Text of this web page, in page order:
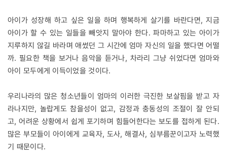
아이가 성장해 하고 싶은 일을 하며 행복하게 살기를 바란다면, 지금
아이가 할 수 있는 일들을 빼앗지 말아야 한다. 파마하고 있는 아이가
지루하지 않길 바라며 애썼던 그 시간에 엄마 자신의 일을 했다면 어떨
까. 필요한 책을 보거나 음악을 듣거나, 차라리 그냥 쉬었다면 엄마와
아이 모두에게 이득이었을 것이다.
우리나라의 많은 청소년들이 엄마의 이러한 극진한 보살핌을 받고 자
라나지만, 놀랍게도 참을성이 없고, 감정과 충동성의 조절이 잘 안되
고, 어려운 상황에서 쉽게 포기하며 힘들어한다는 보도를 접하게 된다.
많은 부모들이 아이에게 교육자, 도사, 해결사, 심부름꾼이고자 노력했
기 때문이다.